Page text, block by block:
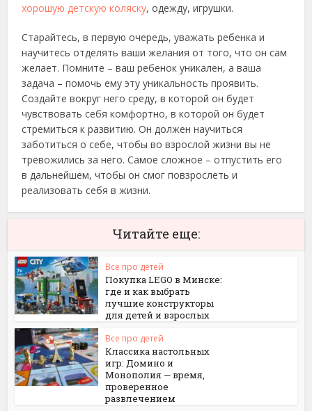
хорошую детскую коляску, одежду, игрушки.
Старайтесь, в первую очередь, уважать ребенка и
научитесь отделять ваши желания от того, что он сам
желает. Помните – ваш ребенок уникален, а ваша
задача – помочь ему эту уникальность проявить.
Создайте вокруг него среду, в которой он будет
чувствовать себя комфортно, в которой он будет
стремиться к развитию. Он должен научиться
заботиться о себе, чтобы во взрослой жизни вы не
тревожились за него. Самое сложное – отпустить его
в дальнейшем, чтобы он смог повзрослеть и
реализовать себя в жизни.
Читайте еще:
Все про детей
Покупка LEGO в Минске:
где и как выбрать
лучшие конструкторы
для детей и взрослых
Все про детей
Классика настольных
игр: Домино и
Монополия — время,
проверенное
развлечением